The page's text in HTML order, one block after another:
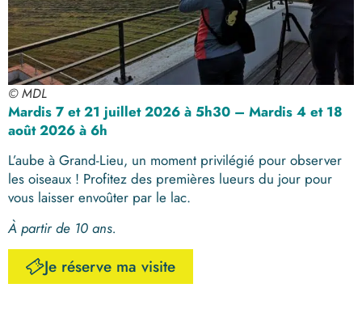
© MDL
Mardis 7 et 21 juillet 2026 à 5h30 – Mardis 4 et 18
août 2026 à 6h
L’aube à Grand-Lieu, un moment privilégié pour observer
les oiseaux ! Profitez des premières lueurs du jour pour
vous laisser envoûter par le lac.
À partirde 10 ans.
Je réserve ma visite